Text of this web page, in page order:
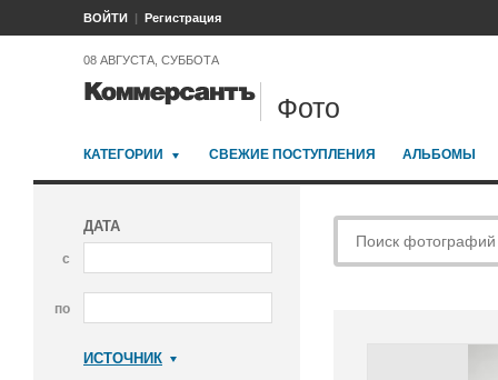
ВОЙТИ Регистрация
08 АВГУСТА, СУББОТА
Фото
КАТЕГОРИИ СВЕЖИЕ ПОСТУПЛЕНИЯ АЛЬБОМЫ
ДАТА
с
по
ИСТОЧНИК